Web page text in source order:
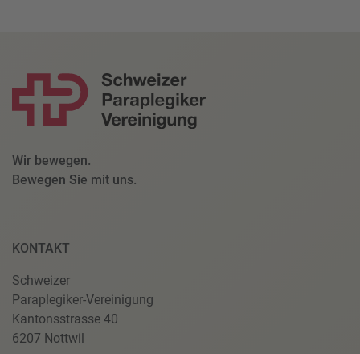
Wir bewegen.
Bewegen Sie mit uns.
KONTAKT
Schweizer
Paraplegiker-Vereinigung
Kantonsstrasse 40
6207 Nottwil